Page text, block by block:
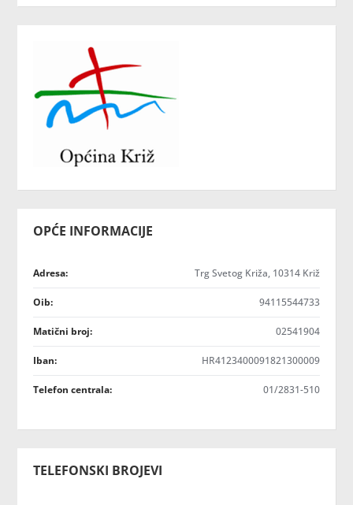
OPĆE INFORMACIJE
Adresa: Trg Svetog Križa, 10314 Križ
Oib: 94115544733
Matični broj: 02541904
Iban: HR4123400091821300009
Telefon centrala: 01/2831-510
TELEFONSKI BROJEVI